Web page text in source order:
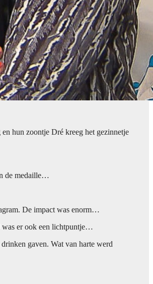
hun zoontje Dré kreeg het gezinnetje
de medaille…
De impact was enorm…
was er ook een lichtpuntje…
gaven. Wat van harte werd